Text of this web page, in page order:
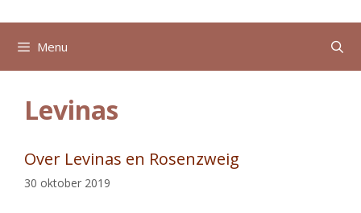
Menu
Levinas
Over Levinas en Rosenzweig
30 oktober 2019